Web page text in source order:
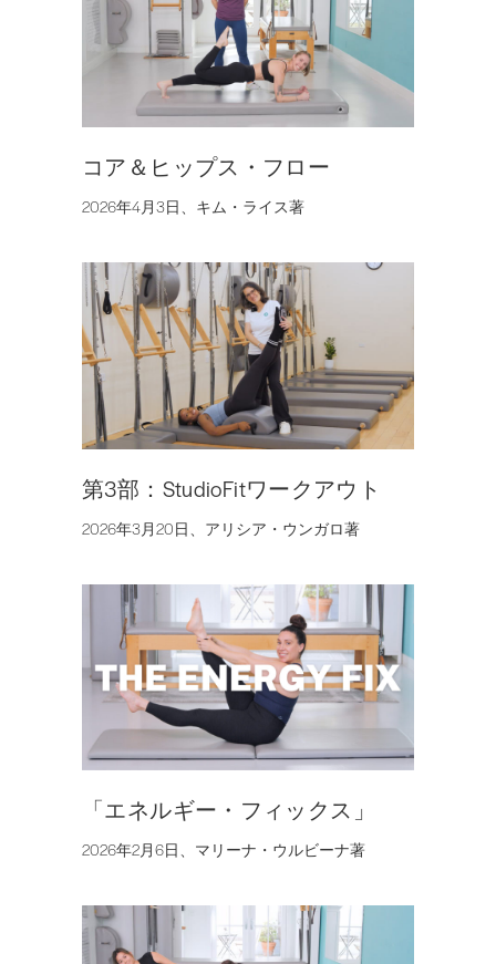
コア＆ヒップス・フロー
2026年4月3日、キム・ライス著
第3部：StudioFitワークアウト
2026年3月20日、アリシア・ウンガロ著
「エネルギー・フィックス」
2026年2月6日、マリーナ・ウルビーナ著